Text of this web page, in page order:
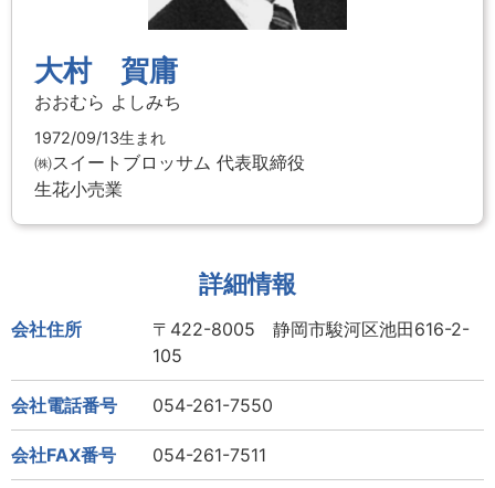
大村 賀庸
おおむら よしみち
1972/09/13生まれ
㈱スイートブロッサム 代表取締役
生花小売業
詳細情報
会社住所
〒422-8005 静岡市駿河区池田616-2-
105
会社電話番号 054-261-7550
会社FAX番号 054-261-7511